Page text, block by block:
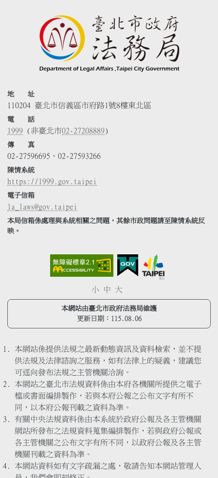
地 址
110204 臺北市信義區市府路1號8樓東北區
電 話
1999 (非臺北市02-27208889)
傳 真
02-27596695、02-27593266
陳情系統
https://1999.gov.taipei
電子信箱
la_laws@gov.taipei
本局信箱係處理與系統相關之問題，其餘市政問題請至陳情系統反
映。
小 中 大
本網站由臺北市政府法務局維護
更新日期： 115.08.06
本網站係提供法規之最新動態資訊及資料檢索，並不提
供法規及法律諮詢之服務，如有法律上的疑義，建議您
可逕向發布法規之主管機關洽詢。
本網站之臺北市法規資料係由本府各機關所提供之電子
檔或書面編排製作，若與本府公報之公布文字有所不
同，以本府公報刊載之資料為準。
有關中央法規資料係由本系統於政府公報及各主管機關
網站所發布之法規資料蒐集編排製作，若與政府公報或
各主管機關之公布文字有所不同，以政府公報及各主管
機關刊載之資料為準。
本網站資料如有文字疏漏之處，敬請告知本網站管理人